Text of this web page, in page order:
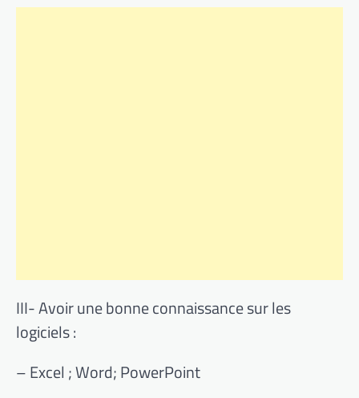
III- Avoir une bonne connaissance sur les
logiciels :
– Excel ; Word; PowerPoint